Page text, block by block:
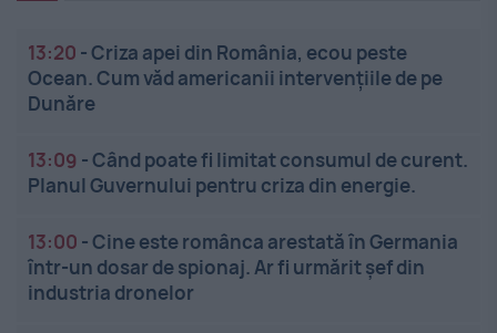
13:20 -Criza apei din România, ecou peste
Ocean. Cum văd americanii intervențiile de pe
Dunăre
13:09 -Când poate fi limitat consumul de curent.
Planul Guvernului pentru criza din energie.
13:00 -Cine este românca arestată în Germania
într-un dosar de spionaj. Ar fi urmărit șef din
industria dronelor